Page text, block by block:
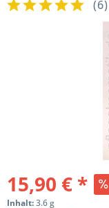
(6)
15,90 € *
Inhalt:3.6 g